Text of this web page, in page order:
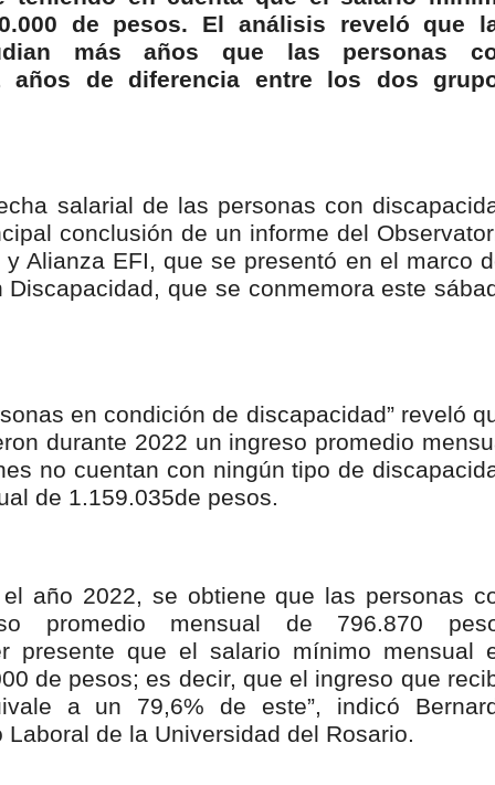
hacia una ruta definitiva de reasentamiento
avanza en trabajos contra las inundaciones con
inversiones del Gobierno Matiz en el municipio de
Caldas hace seguimiento al avance de la construcción de 400
aportaron dignidad a las personas con discapacidad de
Risaralda fortalece la preparación de sus municipios frente al
/ Dosquebradas fortalece la respuesta frente a tres
personas
Medellín fue inmovilizado un bus que estaba siendo lavado
contaminantes
de pesos. El análisis reveló que
más años que las personas
años de diferencia entre los dos
salarial de las personas con
conclusión de un informe del
Alianza EFI, que se presentó en el marco
que se conmemora este
en condición de discapacidad” reveló
durante 2022 un ingreso promedio
no cuentan con ningún tipo de
de 1.159.035de pesos.
año 2022, se obtiene que las personas
promedio mensual de 796.870
presente que el salario mínimo mensual
de pesos; es decir, que el ingreso que
a un 79,6% de este”, indicó
de la Universidad del Rosario.